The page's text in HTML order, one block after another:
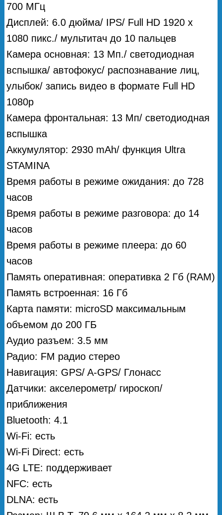
700 МГц
Дисплей: 6.0 дюйма/ IPS/ Full HD 1920 x
1080 пикс./ мультитач до 10 пальцев
Камера основная: 13 Мп./ светодиодная
вспышка/ автофокус/ распознавание лиц,
улыбок/ запись видео в формате Full HD
1080p
Камера фронтальная: 13 Мп/ светодиодная
вспышка
Аккумулятор: 2930 mAh/ функция Ultra
STAMINA
Время работы в режиме ожидания: до 728
часов
Время работы в режиме разговора: до 14
часов
Время работы в режиме плеера: до 60
часов
Память оперативная: оперативка 2 Гб (RAM)
Память встроенная: 16 Гб
Карта памяти: microSD максимальным
объемом до 200 ГБ
Аудио разъем: 3.5 мм
Радио: FM радио стерео
Навигация: GPS/ A-GPS/ Глонасс
Датчики: акселерометр/ гироскоп/
приближения
Bluetooth: 4.1
Wi-Fi: есть
Wi-Fi Direct: есть
4G LTE: поддерживает
NFC: есть
DLNA: есть